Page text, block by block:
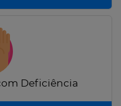
Deficiência